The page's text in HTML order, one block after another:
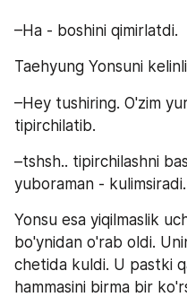
–Ha - boshini qimirlatdi.
Taehyung Yonsuni
–Hey tushiring. O'zim
tipirchilatib.
–tshsh.. tipirchilashni
yuboraman - kulimsiradi.
Yonsu esa yiqilmaslik
bo'ynidan o'rab oldi.
chetida kuldi. U pastki
hammasini birma bir